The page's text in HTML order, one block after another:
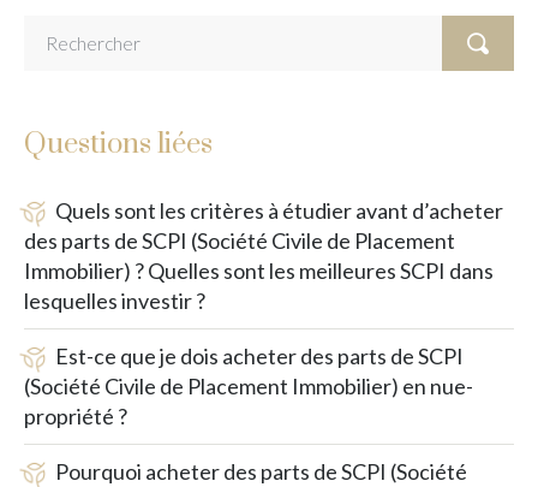
Questions liées
Quels sont les critères à étudier avant d’acheter
des parts de SCPI (Société Civile de Placement
Immobilier) ? Quelles sont les meilleures SCPI dans
lesquelles investir ?
Est-ce que je dois acheter des parts de SCPI
(Société Civile de Placement Immobilier) en nue-
propriété ?
Pourquoi acheter des parts de SCPI (Société